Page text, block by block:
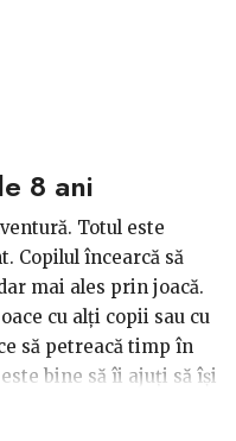
8 ani
Totul este
Copilul încearcă să
mai ales prin joacă.
cu alți copii sau cu
să petreacă timp în
bine să îi ajuți să își
prin jocuri. Un